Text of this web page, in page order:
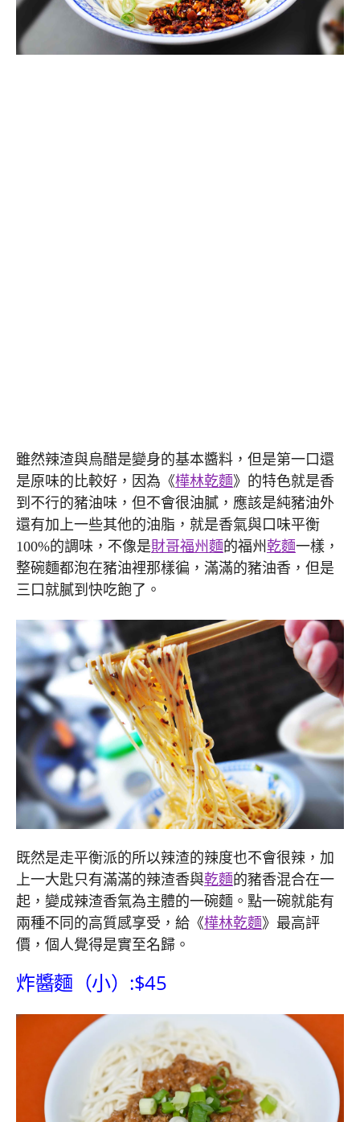
雖然辣渣與烏醋是變身的基本醬料，但是第一口還
是原味的比較好，因為《樺林乾麵》的特色就是香
到不行的豬油味，但不會很油膩，應該是純豬油外
還有加上一些其他的油脂，就是香氣與口味平衡
100%的調味，不像是財哥福州麵的福州 乾麵一樣，
整碗麵都泡在豬油裡那樣徧，滿滿的豬油香，但是
三口就膩到快吃飽了。
既然是走平衡派的所以辣渣的辣度也不會很辣，加
上一大匙只有滿滿的辣渣香與乾麵的豬香混合在一
起，變成辣渣香氣為主體的一碗麵。點一碗就能有
兩種不同的高質感享受，給《樺林乾麵》最高評
價，個人覺得是實至名歸。
炸醬麵（小）:$45